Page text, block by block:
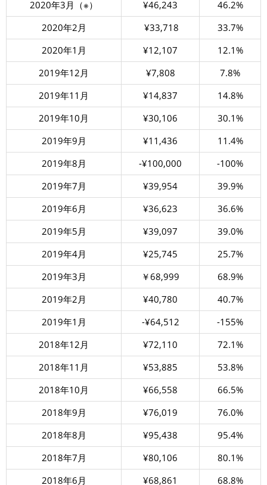
2020年3月（※） ¥46,243
46.2%
2020年2月
¥33,718
33.7%
2020年1月
¥12,107
12.1%
2019年12月
¥7,808
7.8%
2019年11月
¥14,837
14.8%
2019年10月
¥30,106
30.1%
2019年9月
¥11,436
11.4%
2019年8月
-¥100,000
-100%
2019年7月
¥39,954
39.9%
2019年6月
¥36,623
36.6%
2019年5月
¥39,097
39.0%
2019年4月
¥25,745
25.7%
2019年3月
￥68,999
68.9%
2019年2月
¥40,780
40.7%
2019年1月
-¥64,512
-155%
2018年12月
¥72,110
72.1%
2018年11月
¥53,885
53.8%
2018年10月
¥66,558
66.5%
2018年9月
¥76,019
76.0%
2018年8月
¥95,438
95.4%
2018年7月
¥80,106
80.1%
2018年6月
¥68,861
68.8%